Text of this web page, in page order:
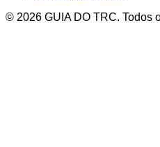
© 2026 GUIA DO TRC. Todos